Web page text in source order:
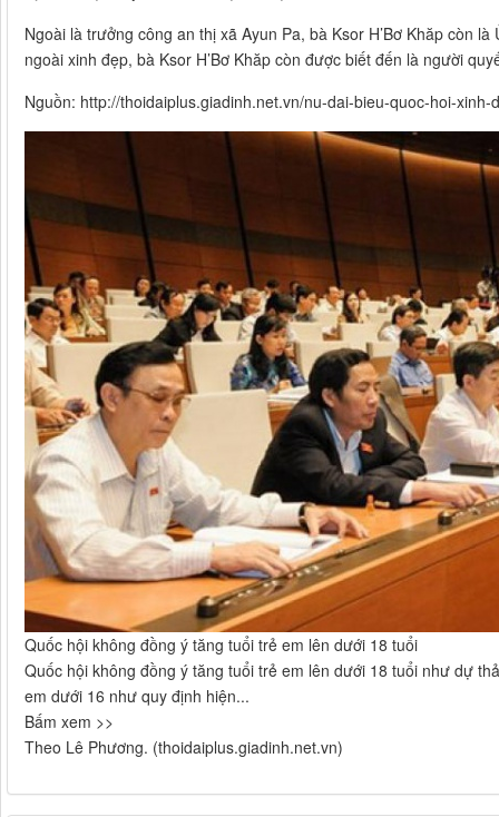
Ngoài là trưởng công an thị xã Ayun Pa, bà Ksor H’Bơ Khăp còn
ngoài xinh đẹp, bà Ksor H’Bơ Khăp còn được biết đến là người
Nguồn: http://thoidaiplus.giadinh.net.vn/nu-dai-bieu-quoc-hoi-
Quốc hội không đồng ý tăng tuổi trẻ em lên dưới 18 tuổi
Quốc hội không đồng ý tăng tuổi trẻ em lên dưới 18 tuổi như dự
em dưới 16 như quy định hiện...
Bấm xem >>
Theo Lê Phương. (thoidaiplus.giadinh.net.vn)